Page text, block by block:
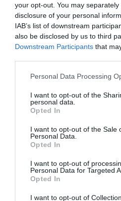
your opt-out. You may
disclosure of your personal
IAB’s list of downstream
also be disclosed by us to third
Downstream Participants that
Please note that this website/
not limited to your visit or usage
grant or deny consent to Google
use your data for below
consent section.
Personal Data Processing
I want to opt-out of the
personal data.
Opted In
I want to opt-out of the Sale
Personal Data.
Opted In
I want to opt-out of
Personal Data for Targeted
Opted In
I want to opt-out of
Wagyu tatár füstölt tojással, kapribogyóval és
wontonnal.
A főételként kínált
szarvasgombás
a brit elegancia előtt, míg a
pirított rákkal készített
A desszertválasztékban az
Unicum Riservával és
sorbet-vel szerepel. A
est minden vendége egy